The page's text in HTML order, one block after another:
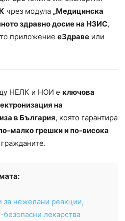
чрез модула „Медицинска
здравно досие на НЗИС,
приложение еЗдраве или
НЕЛК и НОИ е ключова
на
в България, която гарантира
малко грешки и по-висока
нежелани реакции,
лекарства